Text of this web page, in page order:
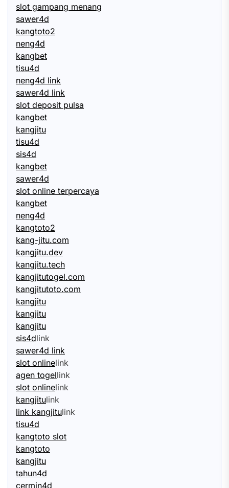
slot gampang menang
sawer4d
kangtoto2
neng4d
kangbet
tisu4d
neng4d link
sawer4d link
slot deposit pulsa
kangbet
kangjitu
tisu4d
sis4d
kangbet
sawer4d
slot online terpercaya
kangbet
neng4d
kangtoto2
kang-jitu.com
kangjitu.dev
kangjitu.tech
kangjitutogel.com
kangjitutoto.com
kangjitu
kangjitu
kangjitu
sis4dlink
sawer4d link
slot onlinelink
agen togellink
slot onlinelink
kangjitulink
link kangjitulink
tisu4d
kangtoto slot
kangtoto
kangjitu
tahun4d
cermin4d